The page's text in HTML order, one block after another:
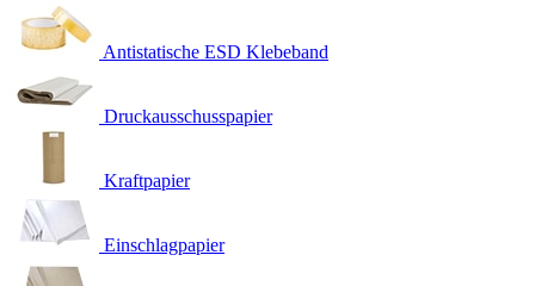
Antistatische ESD Klebeband
Druckausschusspapier
Kraftpapier
Einschlagpapier